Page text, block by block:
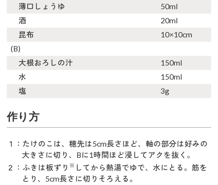
薄口しょうゆ
50ml
酒
20ml
昆布
10×10cm
(B)
大根おろしの汁
150ml
水
150ml
塩
3g
作り方
１：たけのこは、穂先は5cm長さほど、軸の部分は好みの
大きさに切り、Bに1時間ほど浸してアクを抜く。
２：ふきは板ずり ※ してから熱湯でゆで、水にとる。筋を
とり、5cm長さに切りそろえる。